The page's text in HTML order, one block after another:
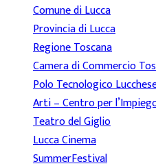
Comune di Lucca
Provincia di Lucca
Regione Toscana
Camera di Commercio
Polo Tecnologico
Arti – Centro per
Teatro del Giglio
Lucca Cinema
SummerFestival